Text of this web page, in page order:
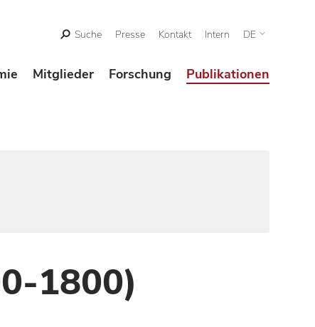
Suche Presse Kontakt Intern DE
Mitglieder Forschung Publikationen
1800)